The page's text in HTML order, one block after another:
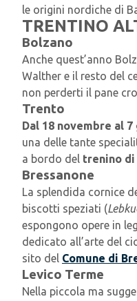
le origini nordiche di
TRENTINO
Bolzano
Anche quest’anno
Walther e il resto del
non perderti il pane
Trento
Dal 18 novembre al 7
una delle tante
a bordo del trenino di
Bressanone
La splendida cornice
biscotti speziati (
espongono opere in
dedicato all’arte del
sito del Comune di
Levico Terme
Nella piccola ma